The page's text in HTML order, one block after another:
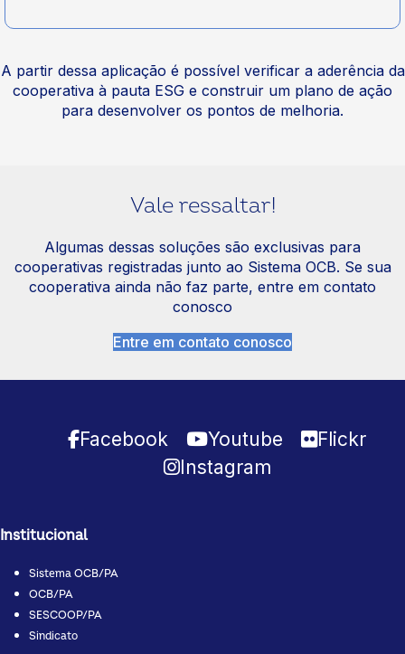
A partir dessa aplicação é possível verificar a aderência da
cooperativa à pauta ESG e construir um plano de ação
para desenvolver os pontos de melhoria.
Vale ressaltar!
Algumas dessas soluções são exclusivas para
cooperativas registradas junto ao Sistema OCB. Se sua
cooperativa ainda não faz parte, entre em contato
conosco
Entre em contato conosco
Facebook Youtube
Flickr
Instagram
Institucional
Sistema OCB/PA
OCB/PA
SESCOOP/PA
Sindicato